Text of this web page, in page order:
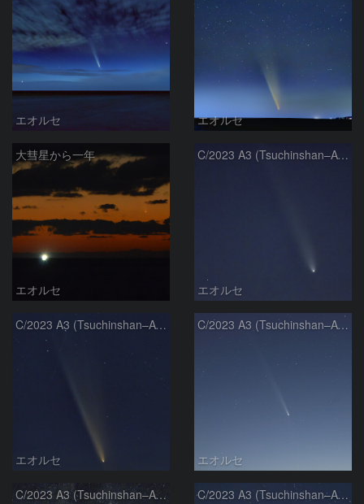
エオルセ エオルセ
大彗星から一年
エオルセ
C/2023 A3 (Tsuchinshan–ATLAS)
エオルセ
C/2023 A3 (Tsuchinshan–ATLAS)
エオルセ
C/2023 A3 (Tsuchinshan–ATLAS)
エオルセ
C/2023 A3 (Tsuchinshan–ATLAS)と天の川 C/2023 A3 (Tsuchinshan–ATLAS)